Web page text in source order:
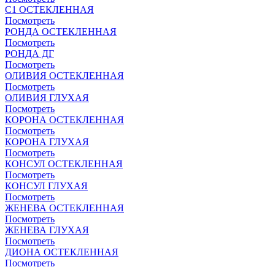
С1 ОСТЕКЛЕННАЯ
Посмотреть
РОНДА ОСТЕКЛЕННАЯ
Посмотреть
РОНДА ДГ
Посмотреть
ОЛИВИЯ ОСТЕКЛЕННАЯ
Посмотреть
ОЛИВИЯ ГЛУХАЯ
Посмотреть
КОРОНА ОСТЕКЛЕННАЯ
Посмотреть
КОРОНА ГЛУХАЯ
Посмотреть
КОНСУЛ ОСТЕКЛЕННАЯ
Посмотреть
КОНСУЛ ГЛУХАЯ
Посмотреть
ЖЕНЕВА ОСТЕКЛЕННАЯ
Посмотреть
ЖЕНЕВА ГЛУХАЯ
Посмотреть
ДИОНА ОСТЕКЛЕННАЯ
Посмотреть